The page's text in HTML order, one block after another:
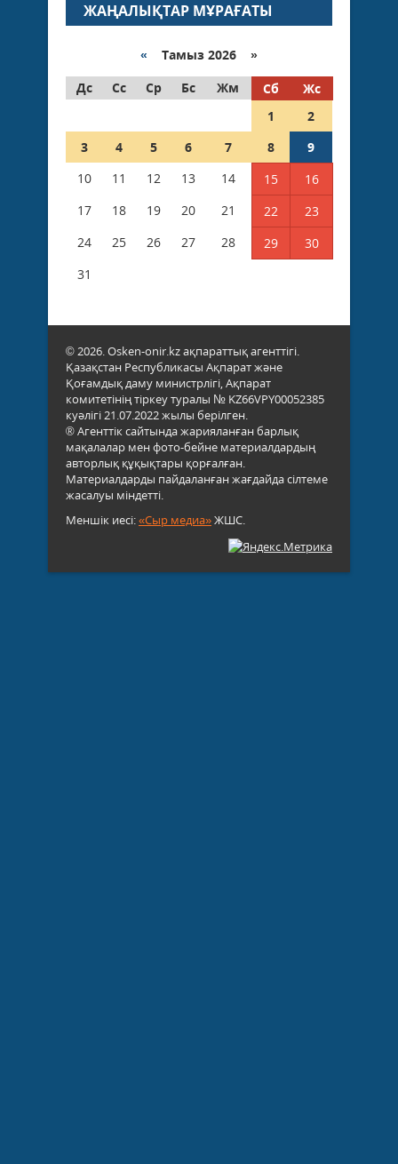
ЖАҢАЛЫҚТАР МҰРАҒАТЫ
« Тамыз 2026 »
Дс
Сс Ср Бс Жм Сб
Жс
1
2
3
4 5 6 7 8
9
10
11 12 13 14 15
16
17
18 19 20 21 22
23
24
25 26 27 28 29
30
31
© 2026. Osken-onir.kz ақпараттық агенттігі.
Қазақстан Республикасы Ақпарат және
Қоғамдық даму министрлігі, Ақпарат
комитетінің тіркеу туралы № KZ66VPY00052385
куәлігі 21.07.2022 жылы берілген.
® Агенттік сайтында жарияланған барлық
мақалалар мен фото-бейне материалдардың
авторлық құқықтары қорғалған.
Материалдарды пайдаланған жағдайда сілтеме
жасалуы міндетті.
Меншік иесі:«Сыр медиа»ЖШС.